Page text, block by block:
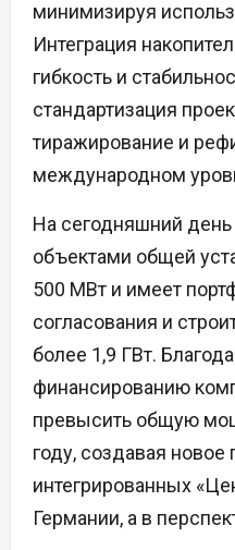
минимизируя
Интеграция
гибкость и
стандартизация
тиражирование и
международном
На сегодняшний день
объектами общей
500 МВт и имеет
согласования и
более 1,9 ГВт.
финансированию
превысить общую
году, создавая новое
интегрированных
Германии, а в